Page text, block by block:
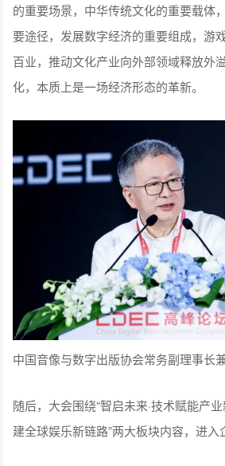
百业，推动文化产业向外部领域释放外
化，本质上是一场经济形态的革新。
中国音像与数字出版协会常务副理事长
随后，大会围绕“智启未来·技术赋能产业
腾讯互娱副总裁、腾讯互娱总编辑余睿超